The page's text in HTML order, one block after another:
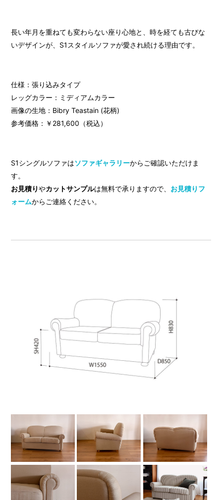
長い年月を重ねても変わらない座り心地と、時を経ても古びな
いデザインが、S1スタイルソファが愛され続ける理由です。
仕様：張り込みタイプ
レッグカラー：ミディアムカラー
画像の生地：Bibry Teastain (花柄)
参考価格：￥281,600（税込）
S1シングルソファはソファギャラリーからご確認いただけま
す。
お見積りやカットサンプルは無料で承りますので、 お見積りフ
ォームからご連絡ください。